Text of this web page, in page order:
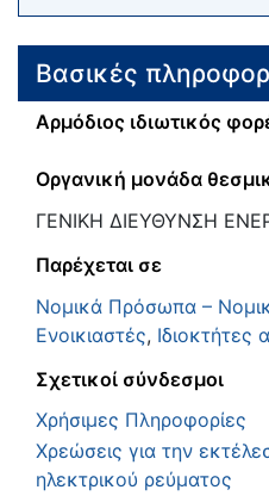
Βασικές
Αρμόδιος ιδιωτικός
Οργανική μονάδα
ΓΕΝΙΚΗ ΔΙΕΥΘΥΝΣΗ
Παρέχεται σε
Νομικά Πρόσωπα –
Ενοικιαστές, Ιδιοκτήτες
Σχετικοί σύνδεσμοι
Χρήσιμες Πληροφορίες
Χρεώσεις για την
ηλεκτρικού ρεύματος